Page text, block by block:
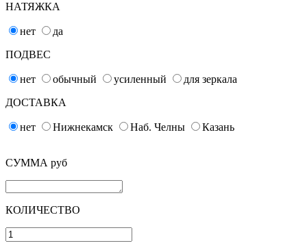
НАТЯЖКА
нет
да
ПОДВЕС
нет обычный усиленный
для зеркала
ДОСТАВКА
нет Нижнекамск Наб. Челны Казань
СУММА руб
КОЛИЧЕСТВО